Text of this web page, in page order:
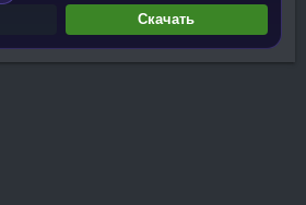
Скачать